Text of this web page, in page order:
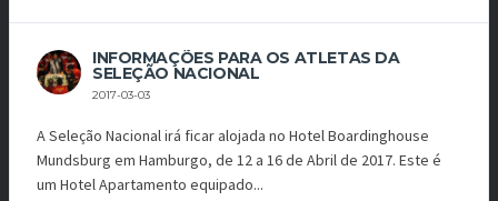
INFORMAÇÕES PARA OS ATLETAS DA
SELEÇÃO NACIONAL
2017-03-03
A Seleção Nacional irá ficar alojada no Hotel Boardinghouse
Mundsburg em Hamburgo, de 12 a 16 de Abril de 2017. Este é
um Hotel Apartamento equipado...